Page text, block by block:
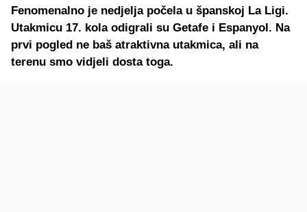
Fenomenalno je nedjelja počela u španskoj La Ligi.
Utakmicu 17. kola odigrali su Getafe i Espanyol. Na
prvi pogled ne baš atraktivna utakmica, ali na
terenu smo vidjeli dosta toga.